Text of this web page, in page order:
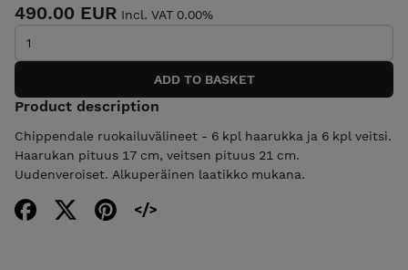
490.00 EUR Incl. VAT 0.00%
Product description
Chippendale ruokailuvälineet - 6 kpl haarukka ja 6 kpl veitsi.
Haarukan pituus 17 cm, veitsen pituus 21 cm.
Uudenveroiset. Alkuperäinen laatikko mukana.